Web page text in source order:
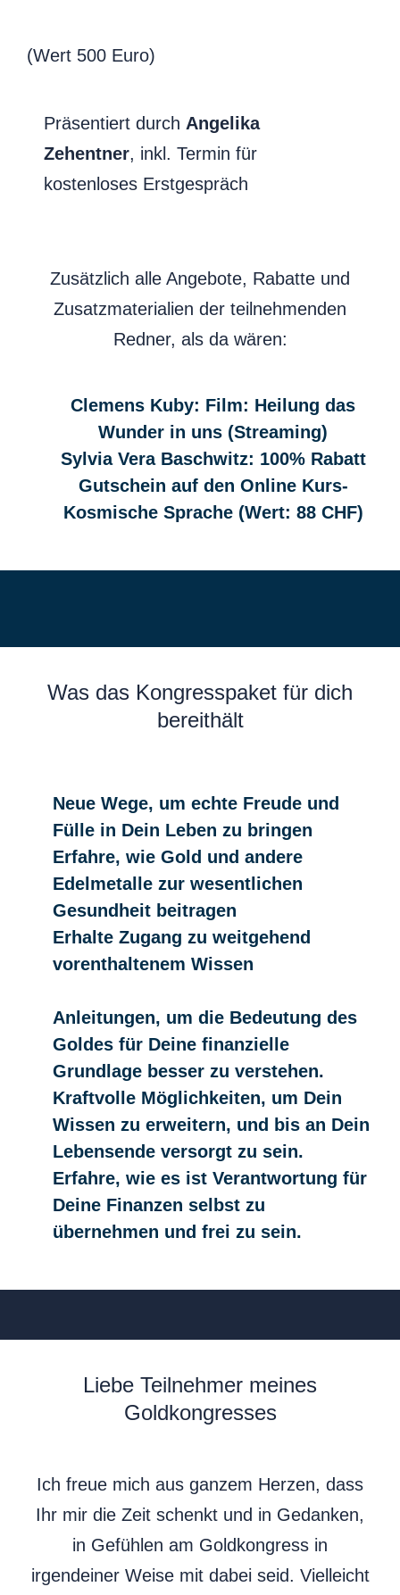
(Wert 500 Euro)
Präsentiert durch Angelika
Zehentner, inkl. Termin für
kostenloses Erstgespräch
Zusätzlich alle Angebote, Rabatte und
Zusatzmaterialien der teilnehmenden
Redner, als da wären:
Clemens Kuby: Film: Heilung das
Wunder in uns (Streaming)
Sylvia Vera Baschwitz: 100% Rabatt
Gutschein auf den Online Kurs-
Kosmische Sprache (Wert: 88 CHF)
Was das Kongresspaket für dich
bereithält
Neue Wege, um echte Freude und
Fülle in Dein Leben zu bringen
Erfahre, wie Gold und andere
Edelmetalle zur wesentlichen
Gesundheit beitragen
Erhalte Zugang zu weitgehend
vorenthaltenem Wissen
Anleitungen, um die Bedeutung des
Goldes für Deine finanzielle
Grundlage besser zu verstehen.
Kraftvolle Möglichkeiten, um Dein
Wissen zu erweitern, und bis an Dein
Lebensende versorgt zu sein.
Erfahre, wie es ist Verantwortung für
Deine Finanzen selbst zu
übernehmen und frei zu sein.
Liebe Teilnehmer meines
Goldkongresses
Ich freue mich aus ganzem Herzen, dass
Ihr mir die Zeit schenkt und in Gedanken,
in Gefühlen am Goldkongress in
irgendeiner Weise mit dabei seid. Vielleicht